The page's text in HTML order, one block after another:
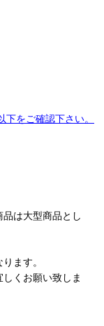
をご確認下さい。
は大型商品とし
ます。
くお願い致しま